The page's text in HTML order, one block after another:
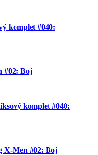
komplet #040:
#02: Boj
komplet #040:
X-Men #02: Boj